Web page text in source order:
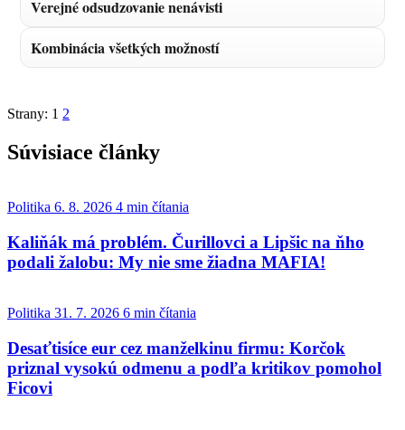
Verejné odsudzovanie nenávisti
Kombinácia všetkých možností
Strany: 1 2
Súvisiace články
Politika 6. 8. 2026 4 min čítania
Kaliňák má problém. Čurillovci a Lipšic na ňho
podali žalobu: My nie sme žiadna MAFIA!
Politika 31. 7. 2026 6 min čítania
Desaťtisíce eur cez manželkinu firmu: Korčok
priznal vysokú odmenu a podľa kritikov pomohol
Ficovi